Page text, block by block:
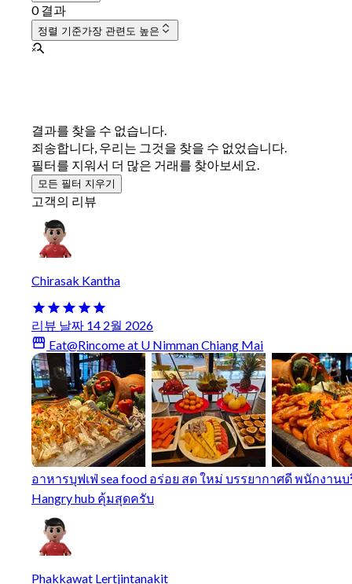
0 결과
정렬 기준가장 관련도 높은
결과를 찾을 수 없습니다.
죄송합니다, 우리는 그것을 찾을 수 없었습니다.
필터를 지워서 더 많은 거래를 찾아보세요.
모든 필터 지우기
고객의 리뷰
Chirasak Kantha
리뷰 날짜 14 2월 2026
Eat@Rincome at U Nimman Chiang Mai
อาหารบุฟเฟ่ sea food อร่อย สด ใหม่ บรรยากาศดี พนักง
Hangry hub คุ้มสุดครับ
Phakkawat Lertjintanakit